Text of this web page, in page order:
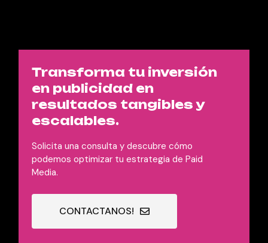
Transforma tu inversión
en publicidad en
resultados tangibles y
escalables.
Solicita una consulta y descubre cómo
podemos optimizar tu estrategia de Paid
Media.
CONTACTANOS!